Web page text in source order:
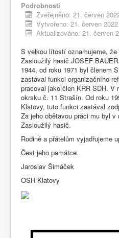
Podrobnosti
Zveřejněno: 21. červen
Vytvořeno: 21. červen 2022
Aktualizováno: 21. červen
S velkou lítostí oznamujeme, že
Zasloužilý hasič JOSEF
1944, od roku 1971 byl členem
zastával funkci organizačního
pracoval jako člen KRR SDH. V
okrsku č. 11 Strašín. Od roku
Klatovy, tuto funkci zastával
Za jeho obětavou práci mu byl v
Zasloužilý hasič.
Rodině a přátelům vyjadřujeme
Čest jeho památce.
Jaroslav Šimáček
OSH Klatovy